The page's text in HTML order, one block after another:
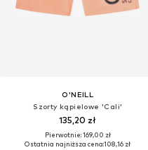
O'NEILL
Szorty kąpielowe 'Cali'
135,20 zł
Pierwotnie: 169,00 zł
Ostatnia najniższa cena:108,16 zł